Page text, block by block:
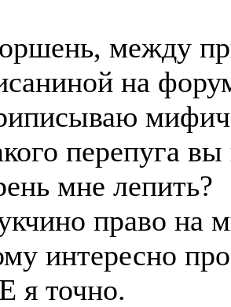
между
на
перепуга
мне лепить?
право на
интересно
я точно.